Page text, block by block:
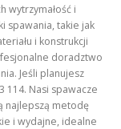
wytrzymałość i
spawania, takie jak
i konstrukcji
doradztwo
Jeśli planujesz
114. Nasi spawacze
najlepszą metodę
i wydajne, idealne